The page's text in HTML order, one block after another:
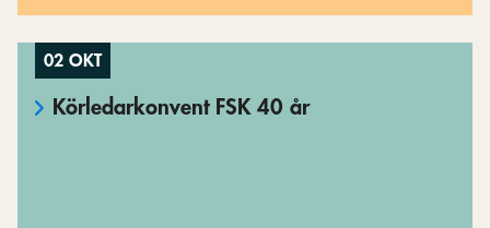
02 OKT
Körledarkonvent FSK 40 år